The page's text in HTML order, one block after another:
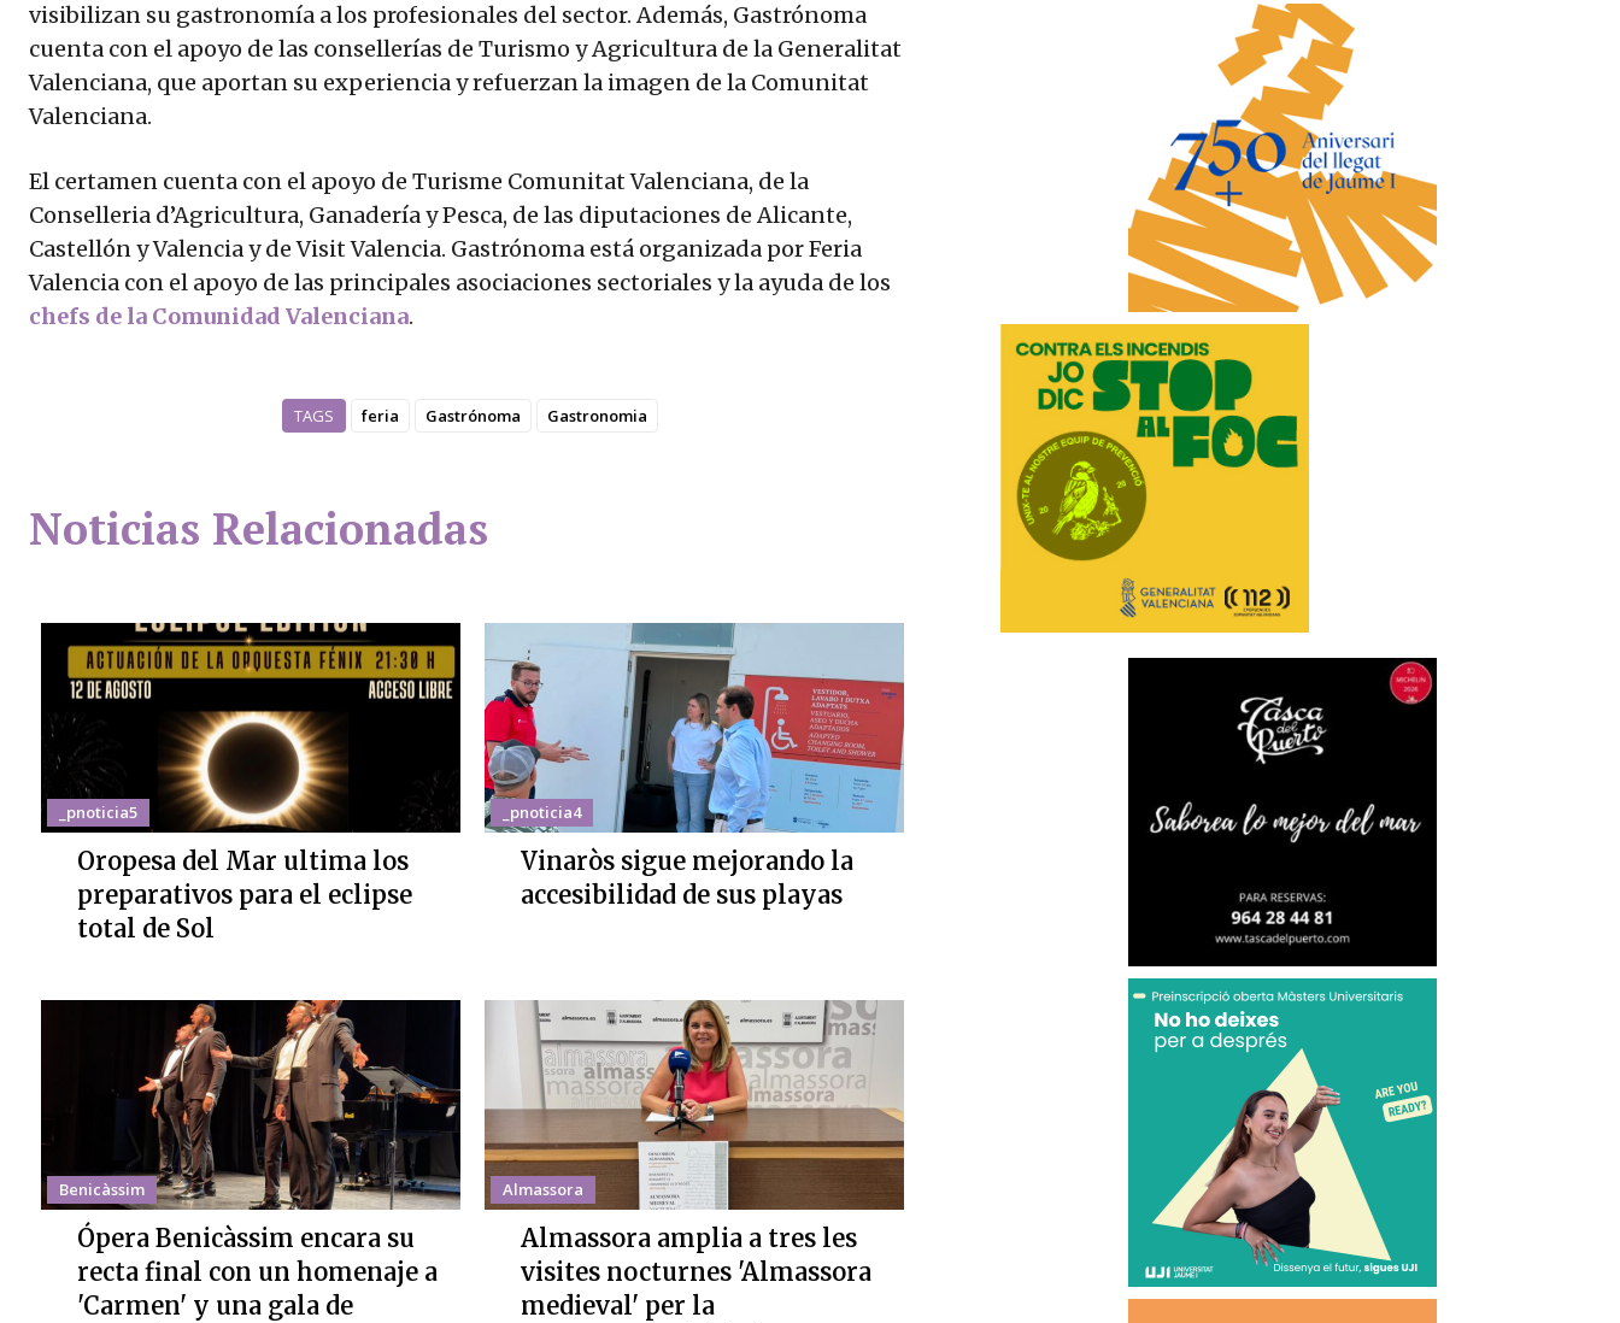
visibilizan su gastronomía a los profesionales del sector. Además, Gastrónoma
cuenta con el apoyo de las consellerías de Turismo y Agricultura de la Generalitat
Valenciana, que aportan su experiencia y refuerzan la imagen de la Comunitat
Valenciana.
El certamen cuenta con el apoyo de Turisme Comunitat Valenciana, de la
Conselleria d’Agricultura, Ganadería y Pesca, de las diputaciones de Alicante,
Castellón y Valencia y de Visit Valencia. Gastrónoma está organizada por Feria
Valencia con el apoyo de las principales asociaciones sectoriales y la ayuda de los
chefs de la Comunidad Valenciana.
TAGS feria Gastrónoma Gastronomia
Noticias Relacionadas
_pnoticia5
Oropesa del Mar ultima los
preparativos para el eclipse
total de Sol
_pnoticia4
Vinaròs sigue mejorando la
accesibilidad de sus playas
Benicàssim
Ópera Benicàssim encara su
recta final con un homenaje a
'Carmen' y una gala de
Almassora
Almassora amplia a tres les
visites nocturnes 'Almassora
medieval' per la